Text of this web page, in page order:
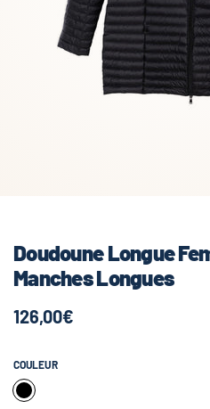
Doudoune Longue
Manches Longues
126,00€
COULEUR